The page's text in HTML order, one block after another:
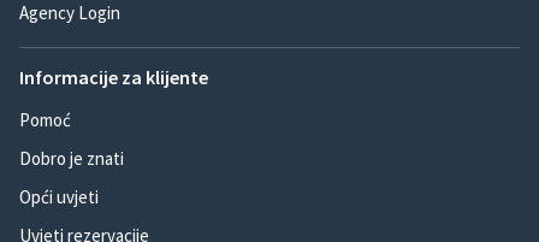
Agency Login
Informacije za klijente
Pomoć
Dobro je znati
Opći uvjeti
Uvjeti rezervacije